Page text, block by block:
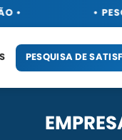
• •
PESQUISA DE